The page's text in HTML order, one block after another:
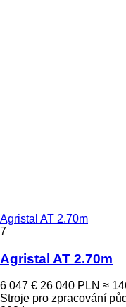
Agristal AT 2.70m
7
Agristal AT 2.70m
6 047 € 26 040 PLN ≈
Stroje pro zpracování